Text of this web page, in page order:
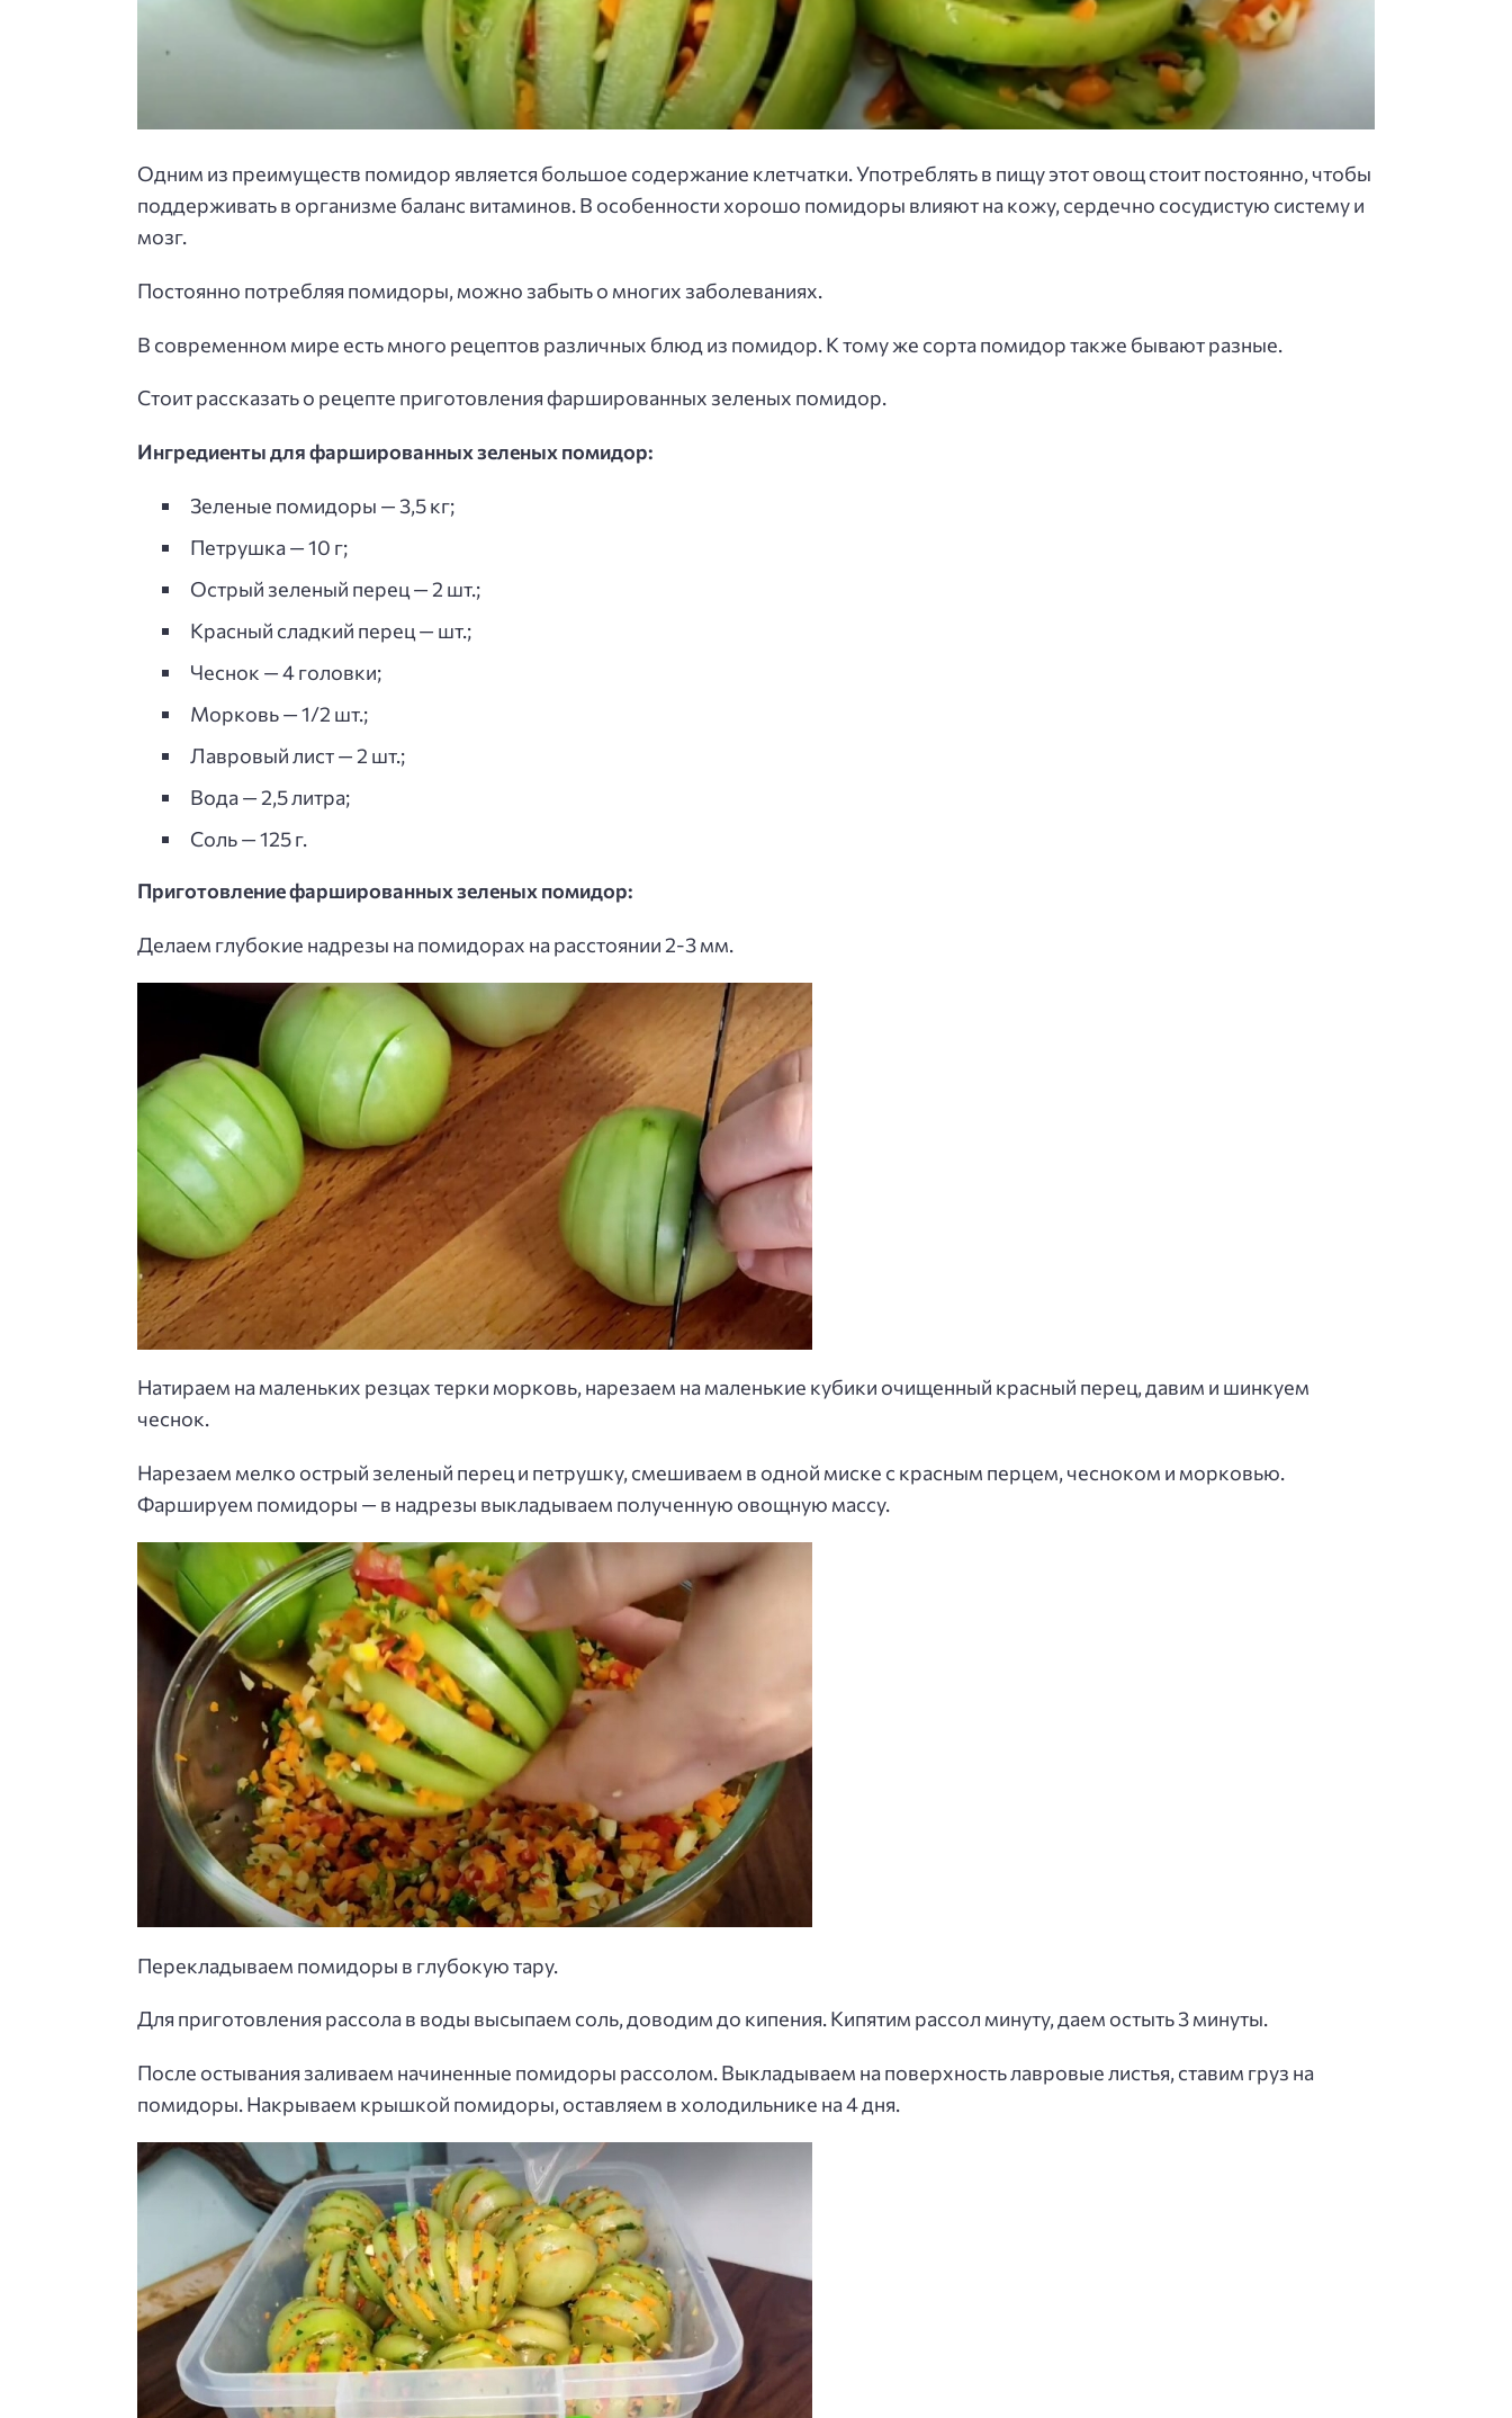
Одним из преимуществ помидор является большое содержание клетчатки. Употреблять в пищу этот овощ стоит постоянно, чтобы
поддерживать в организме баланс витаминов. В особенности хорошо помидоры влияют на кожу, сердечно сосудистую систему и
мозг.
Постоянно потребляя помидоры, можно забыть о многих заболеваниях.
В современном мире есть много рецептов различных блюд из помидор. К тому же сорта помидор также бывают разные.
Стоит рассказать о рецепте приготовления фаршированных зеленых помидор.
Ингредиенты для фаршированных зеленых помидор:
Зеленые помидоры — 3,5 кг;
Петрушка — 10 г;
Острый зеленый перец — 2 шт.;
Красный сладкий перец — шт.;
Чеснок — 4 головки;
Морковь — 1/2 шт.;
Лавровый лист — 2 шт.;
Вода — 2,5 литра;
Соль — 125 г.
Приготовление фаршированных зеленых помидор:
Делаем глубокие надрезы на помидорах на расстоянии 2-3 мм.
Натираем на маленьких резцах терки морковь, нарезаем на маленькие кубики очищенный красный перец, давим и шинкуем
чеснок.
Нарезаем мелко острый зеленый перец и петрушку, смешиваем в одной миске с красным перцем, чесноком и морковью.
Фаршируем помидоры — в надрезы выкладываем полученную овощную массу.
Перекладываем помидоры в глубокую тару.
Для приготовления рассола в воды высыпаем соль, доводим до кипения. Кипятим рассол минуту, даем остыть 3 минуты.
После остывания заливаем начиненные помидоры рассолом. Выкладываем на поверхность лавровые листья, ставим груз на
помидоры. Накрываем крышкой помидоры, оставляем в холодильнике на 4 дня.